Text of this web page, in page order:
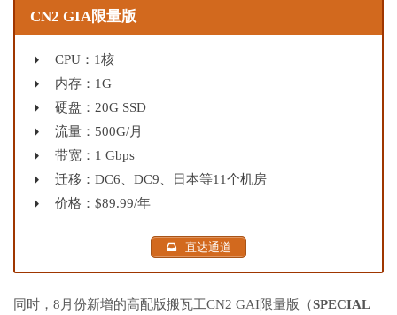
CN2 GIA限量版
CPU：1核
内存：1G
硬盘：20G SSD
流量：500G/月
带宽：1 Gbps
迁移：DC6、DC9、日本等11个机房
价格：$89.99/年
直达通道
同时，8月份新增的高配版搬瓦工CN2 GAI限量版（SPECIAL